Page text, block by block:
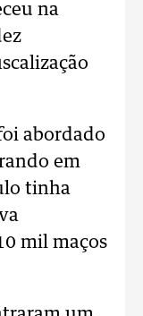
na
abordado
em
tinha
mil maços